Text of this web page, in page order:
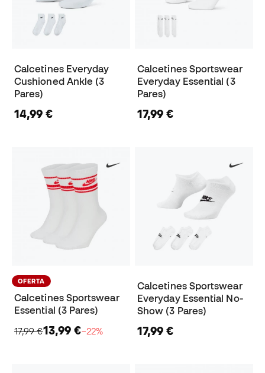
Calcetines Everyday
Cushioned Ankle (3
Pares)
14,99 €
Calcetines Sportswear
Everyday Essential (3
Pares)
17,99 €
OFERTA
Calcetines Sportswear
Essential (3 Pares)
17,99 €13,99 €−22%
Calcetines Sportswear
Everyday Essential No-
Show (3 Pares)
17,99 €